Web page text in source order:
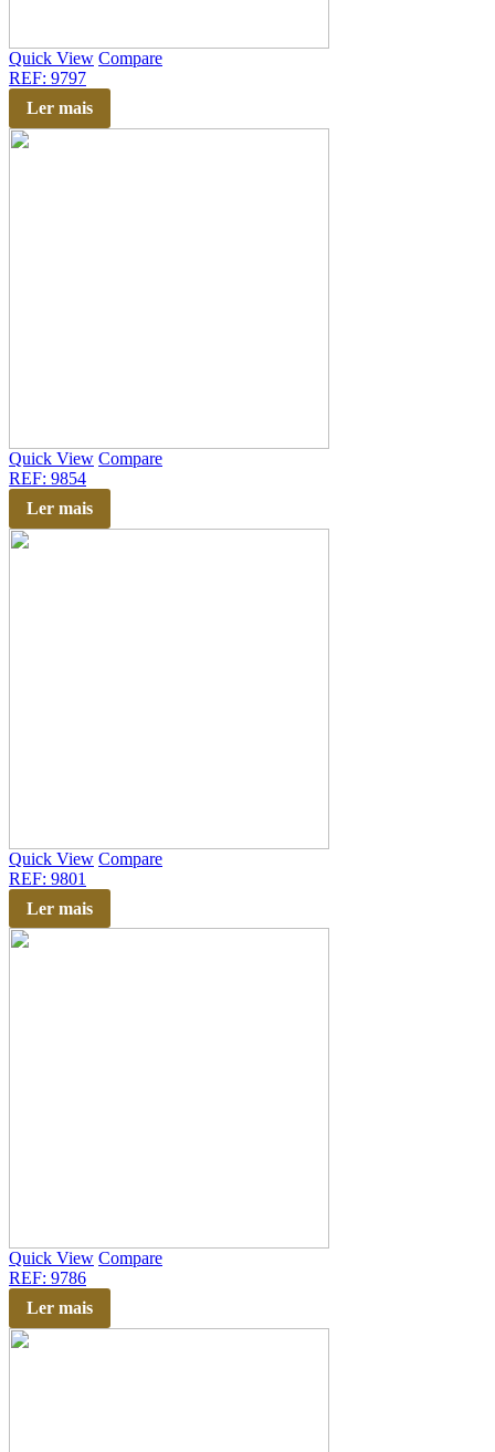
Quick View Compare
REF: 9797
Ler mais
Quick View Compare
REF: 9854
Ler mais
Quick View Compare
REF: 9801
Ler mais
Quick View Compare
REF: 9786
Ler mais